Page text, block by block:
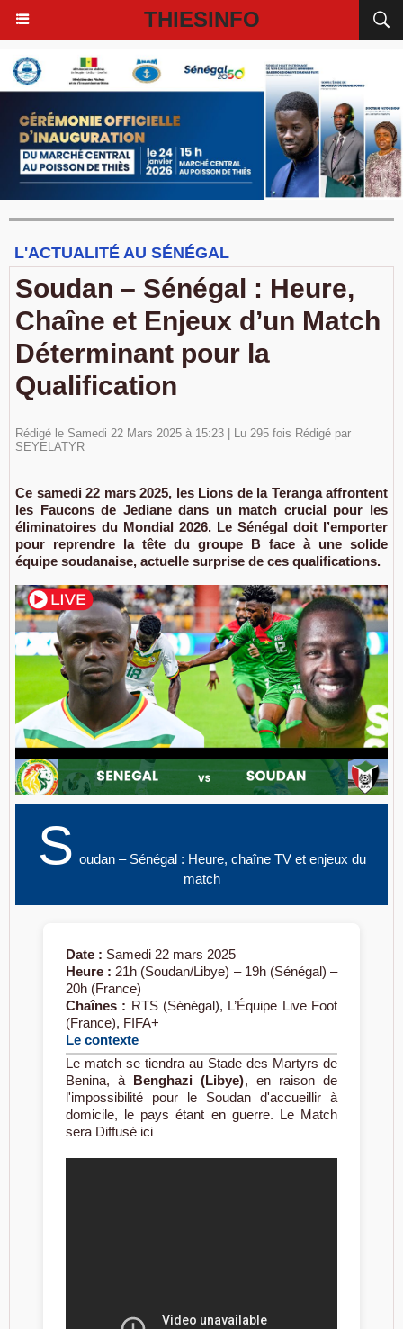
THIESINFO
L'ACTUALITÉ AU SÉNÉGAL
Soudan – Sénégal : Heure,
Chaîne et Enjeux d’un Match
Déterminant pour la
Qualification
Rédigé le Samedi 22 Mars 2025 à 15:23 | Lu 295 fois Rédigé par
SEYELATYR
Ce samedi 22 mars 2025, les Lions de la Teranga affrontent
les Faucons de Jediane dans un match crucial pour les
éliminatoires du Mondial 2026. Le Sénégal doit l’emporter
pour reprendre la tête du groupe B face à une solide
équipe soudanaise, actuelle surprise de ces qualifications.
S oudan – Sénégal : Heure, chaîne TV et enjeux du
match
Date : Samedi 22 mars 2025
Heure : 21h (Soudan/Libye) – 19h (Sénégal) –
20h (France)
Chaînes : RTS (Sénégal), L’Équipe Live Foot
(France), FIFA+
Le contexte
Le match se tiendra au Stade des Martyrs de
Benina, à Benghazi (Libye), en raison de
l'impossibilité pour le Soudan d'accueillir à
domicile, le pays étant en guerre. Le Match
sera Diffusé ici